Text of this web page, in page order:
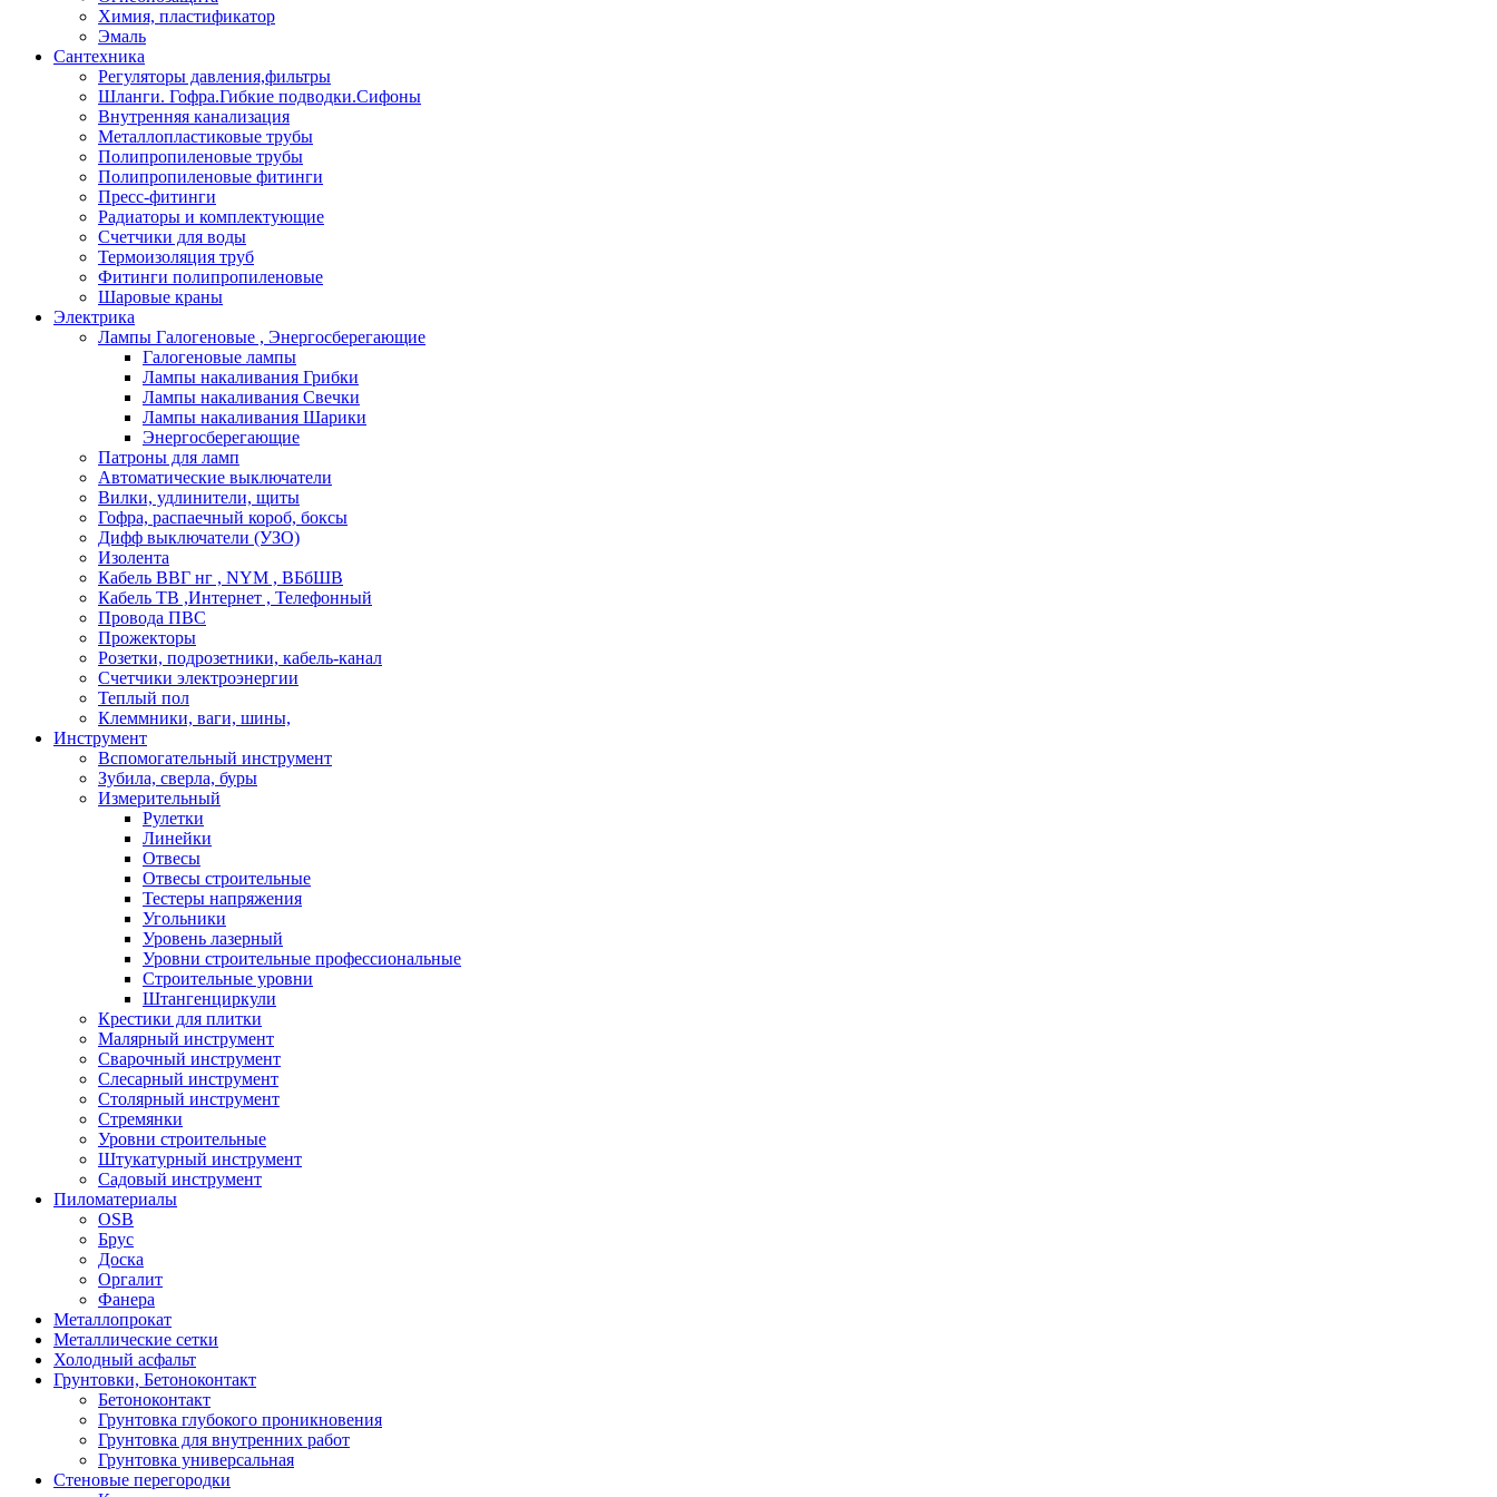
Химия, пластификатор
Эмаль
Сантехника
Регуляторы давления,фильтры
Шланги. Гофра.Гибкие подводки.Сифоны
Внутренняя канализация
Металлопластиковые трубы
Полипропиленовые трубы
Полипропиленовые фитинги
Пресс-фитинги
Радиаторы и комплектующие
Счетчики для воды
Термоизоляция труб
Фитинги полипропиленовые
Шаровые краны
Электрика
Лампы Галогеновые , Энергосберегающие
Галогеновые лампы
Лампы накаливания Грибки
Лампы накаливания Свечки
Лампы накаливания Шарики
Энергосберегающие
Патроны для ламп
Автоматические выключатели
Вилки, удлинители, щиты
Гофра, распаечный короб, боксы
Дифф выключатели (УЗО)
Изолента
Кабель ВВГ нг , NYM , ВБбШВ
Кабель ТВ ,Интернет , Телефонный
Провода ПВС
Прожекторы
Розетки, подрозетники, кабель-канал
Счетчики электроэнергии
Теплый пол
Клеммники, ваги, шины,
Инструмент
Вспомогательный инструмент
Зубила, сверла, буры
Измерительный
Рулетки
Линейки
Отвесы
Отвесы строительные
Тестеры напряжения
Угольники
Уровень лазерный
Уровни строительные профессиональные
Строительные уровни
Штангенциркули
Крестики для плитки
Малярный инструмент
Сварочный инструмент
Слесарный инструмент
Столярный инструмент
Стремянки
Уровни строительные
Штукатурный инструмент
Садовый инструмент
Пиломатериалы
OSB
Брус
Доска
Оргалит
Фанера
Металлопрокат
Металлические сетки
Холодный асфальт
Грунтовки, Бетоноконтакт
Бетоноконтакт
Грунтовка глубокого проникновения
Грунтовка для внутренних работ
Грунтовка универсальная
Стеновые перегородки